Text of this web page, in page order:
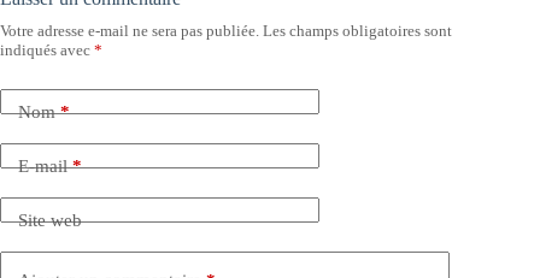
Votre adresse e-mail ne sera pas publiée. Les champs obligatoires sont
indiqués avec *
Nom*
E-mail*
Site web